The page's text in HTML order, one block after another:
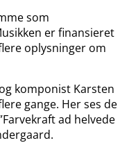
som
er finansieret
oplysninger om
komponist Karsten
gange. Her ses de
ad helvede